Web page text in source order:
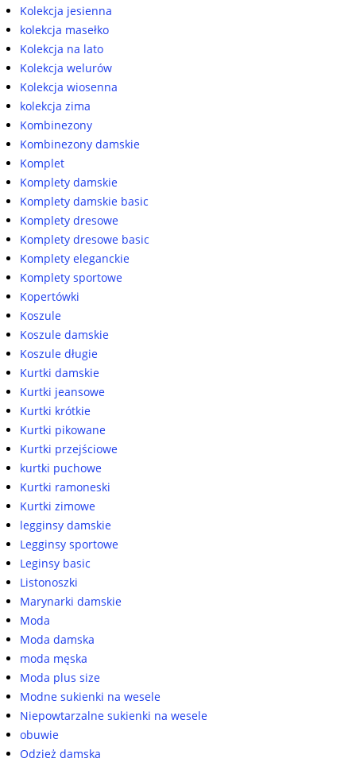
Kolekcja jesienna
kolekcja masełko
Kolekcja na lato
Kolekcja welurów
Kolekcja wiosenna
kolekcja zima
Kombinezony
Kombinezony damskie
Komplet
Komplety damskie
Komplety damskie basic
Komplety dresowe
Komplety dresowe basic
Komplety eleganckie
Komplety sportowe
Kopertówki
Koszule
Koszule damskie
Koszule długie
Kurtki damskie
Kurtki jeansowe
Kurtki krótkie
Kurtki pikowane
Kurtki przejściowe
kurtki puchowe
Kurtki ramoneski
Kurtki zimowe
legginsy damskie
Legginsy sportowe
Leginsy basic
Listonoszki
Marynarki damskie
Moda
Moda damska
moda męska
Moda plus size
Modne sukienki na wesele
Niepowtarzalne sukienki na wesele
obuwie
Odzież damska